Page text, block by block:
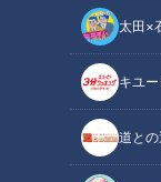
太田×
キユ
道との
【ハプニング発生！
この記事の画像